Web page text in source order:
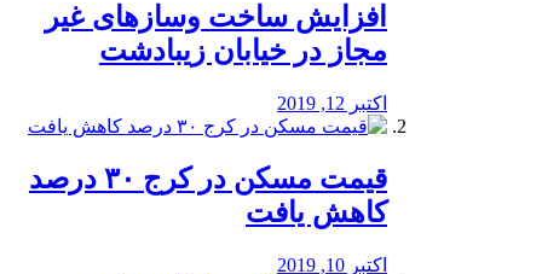
افزایش ساخت وسازهای غیر
مجاز در خیابان زیبادشت
اکتبر 12, 2019
️قیمت مسکن در کرج ۳۰ درصد
کاهش یافت
اکتبر 10, 2019